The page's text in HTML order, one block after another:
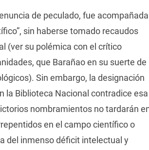
de peculado, fue acompañada
sin haberse tomado recaudos
(ver su polémica con el crítico
que Barañao en su suerte de
Sin embargo, la designación
la Biblioteca Nacional contradice esa
nombramientos no tardarán
en el campo científico o
del inmenso déficit intelectual y